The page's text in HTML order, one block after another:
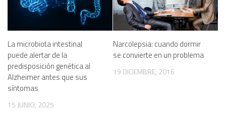
La microbiota intestinal
puede alertar de la
predisposición genética al
Alzheimer antes que sus
síntomas
15 JUNIO, 2025
Narcolepsia: cuando dormir
se convierte en un problema
19 DICIEMBRE, 2016